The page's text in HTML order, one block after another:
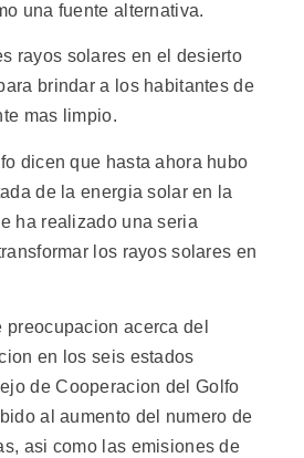
una fuente alternativa.
rayos solares en el desierto
brindar a los habitantes de
mas limpio.
dicen que hasta ahora hubo
de la energia solar en la
ha realizado una seria
los rayos solares en
acerca del
en los seis estados
de Cooperacion del Golfo
al aumento del numero de
asi como las emisiones de